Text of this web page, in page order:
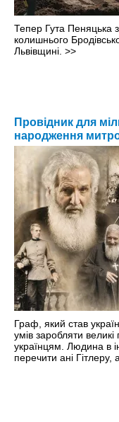
Тепер Гута Пеняцька
колишнього
Львівщині. >>
Провідник для
народження
Граф, який став
умів заробляти
українцям. Людина в
перечити ані Гітлеру,